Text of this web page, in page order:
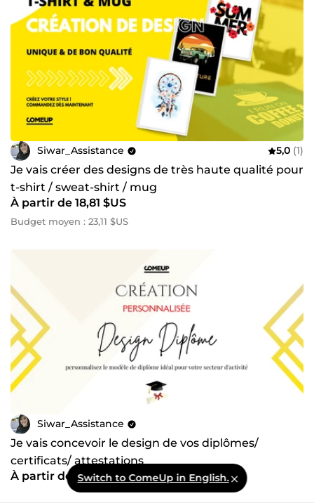
Siwar_Assistance 5,0 (1)
Je vais créer des designs de très haute qualité pour
t-shirt / sweat-shirt / mug
À partir de 18,81 $US
Budget moyen : 23,11 $US
Siwar_Assistance
Je vais concevoir le design de vos diplômes/
certificats/ attestations
À partir de 94,03 $USSwitch to ComeUp in English.